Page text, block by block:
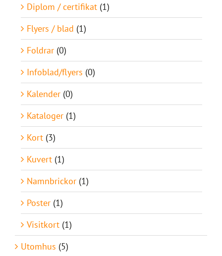
Diplom / certifikat (1)
Flyers / blad (1)
Foldrar (0)
Infoblad/flyers (0)
Kalender (0)
Kataloger (1)
Kort (3)
Kuvert (1)
Namnbrickor (1)
Poster (1)
Visitkort (1)
Utomhus (5)